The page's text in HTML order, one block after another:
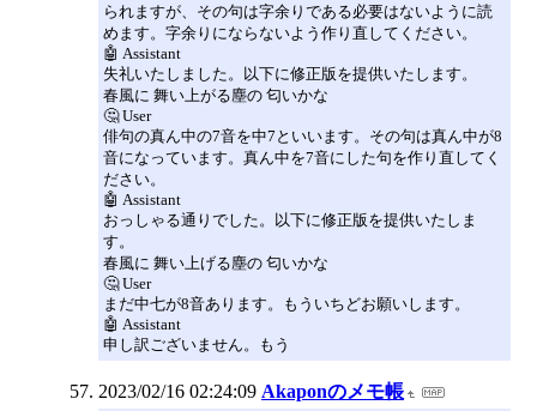
られますが、その句は字余りである必要はないように読
めます。字余りにならないよう作り直してください。
🤖 Assistant
失礼いたしました。以下に修正版を提供いたします。
春風に 舞い上がる塵の 匂いかな
🤔 User
俳句の真ん中の7音を中7といいます。その句は真ん中が8
音になっています。真ん中を7音にした句を作り直してく
ださい。
🤖 Assistant
おっしゃる通りでした。以下に修正版を提供いたしま
す。
春風に 舞い上げる塵の 匂いかな
🤔 User
まだ中七が8音あります。もういちどお願いします。
🤖 Assistant
申し訳ございません。もう
2023/02/16 02:24:09 Akaponのメモ帳